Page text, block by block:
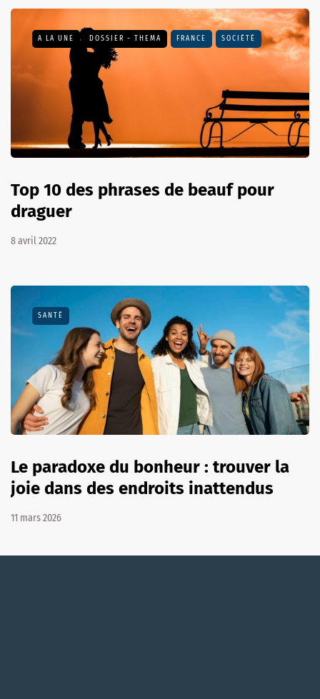
A LA UNE DOSSIER - THEMA FRANCE SOCIÉTÉ
Top 10 des phrases de beauf pour
draguer
8 avril 2022
SANTÉ
Le paradoxe du bonheur : trouver la
joie dans des endroits inattendus
11 mars 2026